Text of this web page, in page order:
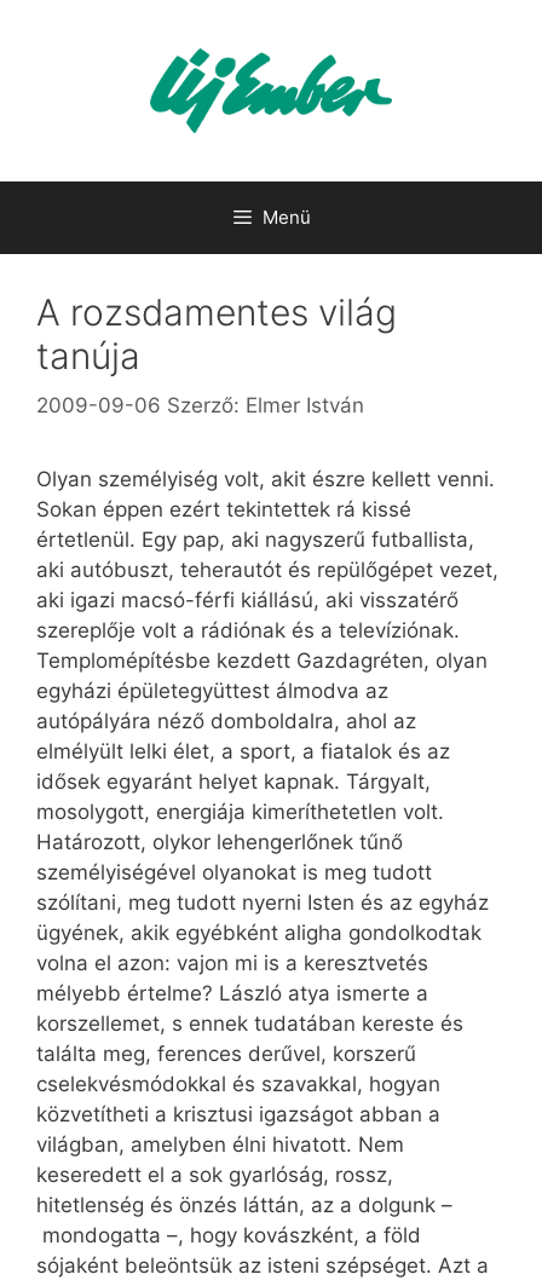
Menü
A rozsdamentes világ
tanúja
2009-09-06 Szerző: Elmer István
Olyan személyiség volt, akit észre kellett venni.
Sokan éppen ezért tekintettek rá kissé
értetlenül. Egy pap, aki nagyszerű futballista,
aki autóbuszt, teherautót és repülőgépet vezet,
aki igazi macsó-férfi kiállású, aki visszatérő
szereplője volt a rádiónak és a televíziónak.
Templomépítésbe kezdett Gazdagréten, olyan
egyházi épületegyüttest álmodva az
autópályára néző domboldalra, ahol az
elmélyült lelki élet, a sport, a fiatalok és az
idősek egyaránt helyet kapnak. Tárgyalt,
mosolygott, energiája kimeríthetetlen volt.
Határozott, olykor lehengerlőnek tűnő
személyiségével olyanokat is meg tudott
szólítani, meg tudott nyerni Isten és az egyház
ügyének, akik egyébként aligha gondolkodtak
volna el azon: vajon mi is a keresztvetés
mélyebb értelme? László atya ismerte a
korszellemet, s ennek tudatában kereste és
találta meg, ferences derűvel, korszerű
cselekvésmódokkal és szavakkal, hogyan
közvetítheti a krisztusi igazságot abban a
világban, amelyben élni hivatott. Nem
keseredett el a sok gyarlóság, rossz,
hitetlenség és önzés láttán, az a dolgunk –
mondogatta –, hogy kovászként, a föld
sójaként beleöntsük az isteni szépséget. Azt a